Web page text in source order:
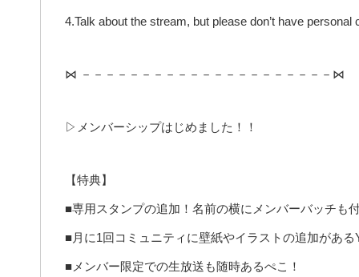
4.Talk about the stream, but please don’t have personal
⋈ －－－－－－－－－－－－－－－－－－－－－⋈
▷メンバーシップはじめました！！
【特典】
■専用スタンプの追加！名前の横にメンバーバッチも
■月に1回コミュニティに壁紙やイラストの追加がある
■メンバー限定での生放送も随時あるぺこ！